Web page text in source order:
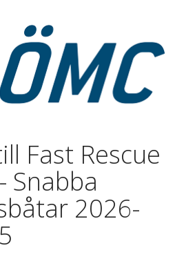
Fast Rescue
Snabba
2026-